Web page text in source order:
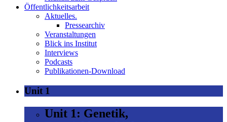
Öffentlichkeitsarbeit
Aktuelles.
Pressearchiv
Veranstaltungen
Blick ins Institut
Interviews
Podcasts
Publikationen-Download
Unit 1
Unit 1: Genetik,